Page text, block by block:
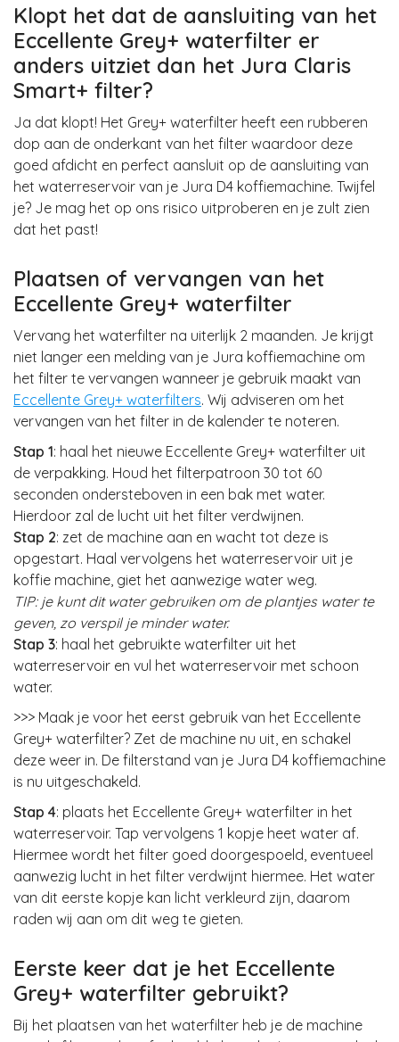
Klopt het dat de aansluiting van het
Eccellente Grey+ waterfilter er
anders uitziet dan het Jura Claris
Smart+ filter?
Ja dat klopt! Het Grey+ waterfilter heeft een rubberen
dop aan de onderkant van het filter waardoor deze
goed afdicht en perfect aansluit op de aansluiting van
het waterreservoir van je Jura D4 koffiemachine. Twijfel
je? Je mag het op ons risico uitproberen en je zult zien
dat het past!
Plaatsen of vervangen van het
Eccellente Grey+ waterfilter
Vervang het waterfilter na uiterlijk 2 maanden. Je krijgt
niet langer een melding van je Jura koffiemachine om
het filter te vervangen wanneer je gebruik maakt van
Eccellente Grey+ waterfilters. Wij adviseren om het
vervangen van het filter in de kalender te noteren.
Stap 1: haal het nieuwe Eccellente Grey+ waterfilter uit
de verpakking. Houd het filterpatroon 30 tot 60
seconden ondersteboven in een bak met water.
Hierdoor zal de lucht uit het filter verdwijnen.
Stap 2: zet de machine aan en wacht tot deze is
opgestart. Haal vervolgens het waterreservoir uit je
koffie machine, giet het aanwezige water weg.
TIP: je kunt dit water gebruiken om de plantjes water te
geven, zo verspil je minder water.
Stap 3: haal het gebruikte waterfilter uit het
waterreservoir en vul het waterreservoir met schoon
water.
>>> Maak je voor het eerst gebruik van het Eccellente
Grey+ waterfilter? Zet de machine nu uit, en schakel
deze weer in. De filterstand van je Jura D4 koffiemachine
is nu uitgeschakeld.
Stap 4: plaats het Eccellente Grey+ waterfilter in het
waterreservoir. Tap vervolgens 1 kopje heet water af.
Hiermee wordt het filter goed doorgespoeld, eventueel
aanwezig lucht in het filter verdwijnt hiermee. Het water
van dit eerste kopje kan licht verkleurd zijn, daarom
raden wij aan om dit weg te gieten.
Eerste keer dat je het Eccellente
Grey+ waterfilter gebruikt?
Bij het plaatsen van het waterfilter heb je de machine